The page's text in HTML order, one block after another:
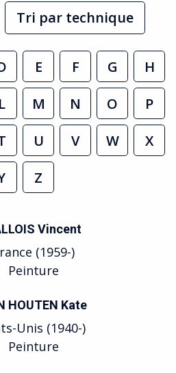
Tri par technique
E F G
H
L M N O
P
U V W
X
Z
Vincent
(1959-)
Peinture
HOUTEN Kate
Unis (1940-)
Peinture